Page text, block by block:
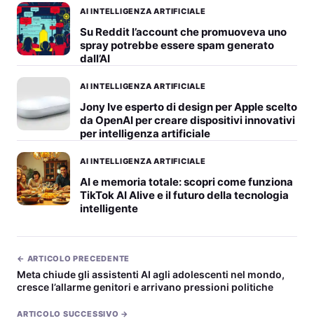
AI INTELLIGENZA ARTIFICIALE
Su Reddit l’account che promuoveva uno
spray potrebbe essere spam generato
dall’AI
AI INTELLIGENZA ARTIFICIALE
Jony Ive esperto di design per Apple scelto
da OpenAI per creare dispositivi innovativi
per intelligenza artificiale
AI INTELLIGENZA ARTIFICIALE
AI e memoria totale: scopri come funziona
TikTok AI Alive e il futuro della tecnologia
intelligente
← ARTICOLO PRECEDENTE
Meta chiude gli assistenti AI agli adolescenti nel mondo,
cresce l’allarme genitori e arrivano pressioni politiche
ARTICOLO SUCCESSIVO →